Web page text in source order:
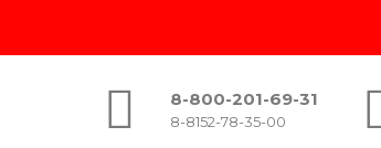
8-800-201-69-31
8-8152-78-35-00